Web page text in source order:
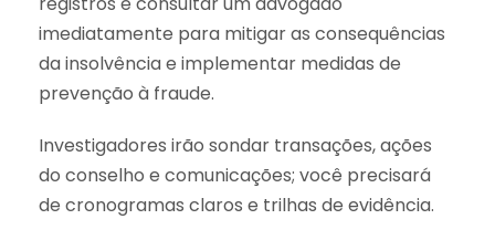
imediatamente para mitigar as consequências
da insolvência e implementar medidas de
prevenção à fraude.
Investigadores irão sondar transações, ações
do conselho e comunicações; você precisará
de cronogramas claros e trilhas de evidência.